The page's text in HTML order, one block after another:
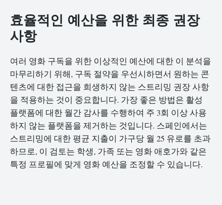
효율적인 예산을 위한 최종 권장
사항
여러 영화 구독을 위한 이상적인 예산에 대한 이 분석을
마무리하기 위해, 구독 절약을 우선시하면서 원하는 콘
텐츠에 대한 접근을 희생하지 않는 스트리밍 권장 사항
을 적용하는 것이 중요합니다. 가장 좋은 방법은 활성
플랫폼에 대한 월간 감사를 수행하여 주 3회 이상 사용
하지 않는 플랫폼을 제거하는 것입니다. 스페인에서는
스트리밍에 대한 평균 지출이 가구당 월 25 유로를 초과
하므로, 이 검토는 학생, 가족 또는 영화 애호가와 같은
특정 프로필에 맞게 영화 예산을 조정할 수 있습니다.